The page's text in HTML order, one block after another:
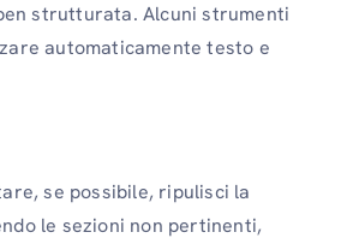
strutturata. Alcuni strumenti
automaticamente testo e
se possibile, ripulisci la
le sezioni non pertinenti,